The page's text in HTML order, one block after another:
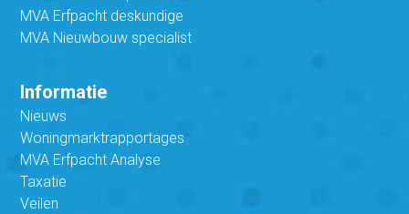
MVA Erfpacht deskundige
MVA Nieuwbouw specialist
Informatie
Nieuws
Woningmarktrapportages
MVA Erfpacht Analyse
Taxatie
Veilen